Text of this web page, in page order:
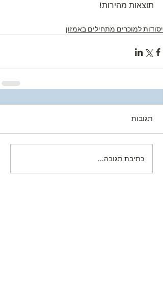
תוצאות מהירות!
יסודות למוכרים מתחילים באמזון
תגובות
כתיבת תגובה...